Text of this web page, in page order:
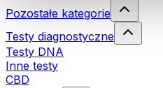
Pozostałe kategorie
Testy diagnostyczne
Testy DNA
Inne testy
CBD